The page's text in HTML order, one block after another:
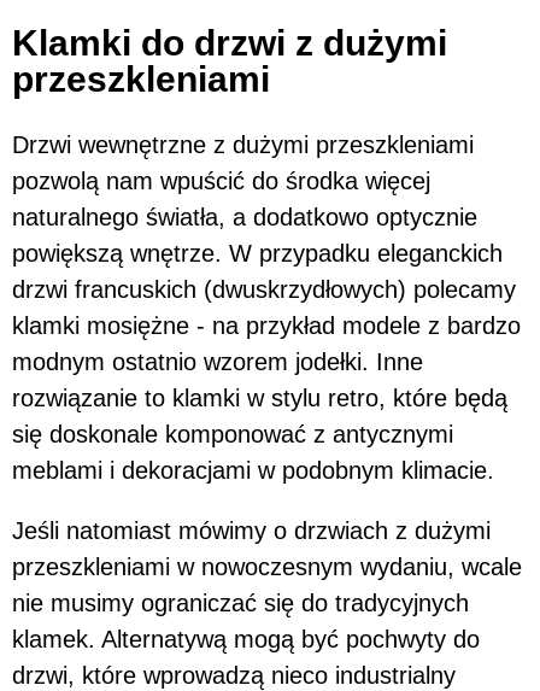
Klamki do drzwi z dużymi
przeszkleniami
Drzwi wewnętrzne z dużymi przeszkleniami
pozwolą nam wpuścić do środka więcej
naturalnego światła, a dodatkowo optycznie
powiększą wnętrze. W przypadku eleganckich
drzwi francuskich (dwuskrzydłowych) polecamy
klamki mosiężne - na przykład modele z bardzo
modnym ostatnio wzorem jodełki. Inne
rozwiązanie to klamki w stylu retro, które będą
się doskonale komponować z antycznymi
meblami i dekoracjami w podobnym klimacie.
Jeśli natomiast mówimy o drzwiach z dużymi
przeszkleniami w nowoczesnym wydaniu, wcale
nie musimy ograniczać się do tradycyjnych
klamek. Alternatywą mogą być pochwyty do
drzwi, które wprowadzą nieco industrialny